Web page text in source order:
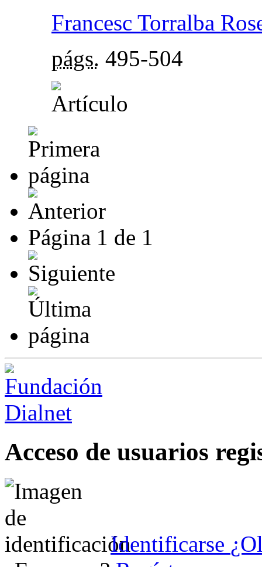
Francesc Torralba
págs. 495-504
Página 1 de 1
Acceso de usuarios
Identificarse